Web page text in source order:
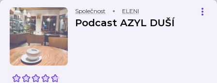
Společnost ELENI
Podcast AZYL DUŠÍ